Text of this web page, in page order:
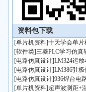
资料包下载
[单片机资料]十天学会单片
[软件类]三菱PLC学习仿真
[电路仿真设计]LM324运放
[电路仿真设计]LM386驻
[电路仿真设计]936焊台电
[单片机资料]超声波测距+